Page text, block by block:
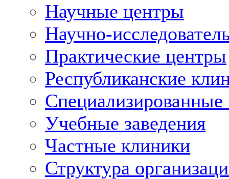
Научные центры
Научно-
Практические центры
Республиканские
Учебные заведения
Частные клиники
Структура